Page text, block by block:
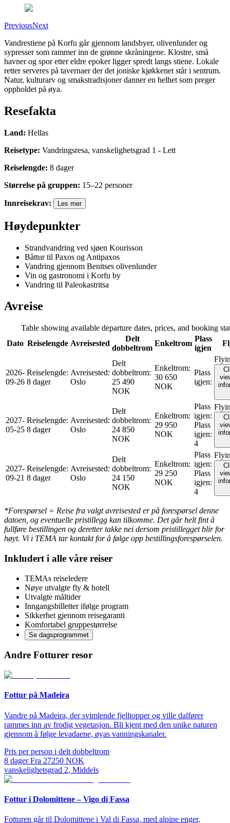
PreviousNext
Vandrestiene på Korfu går gjennom landsbyer, olivenlunder og
sypresser som rammer inn de grønne skråningene. Klostre, små
havner og spor etter eldre epoker ligger spredt langs stiene. Lokale
retter serveres på tavernaer der det joniske kjøkkenet står i sentrum.
Natur, kulturarv og smakstradisjoner danner en helhet som preger
oppholdet på øya.
Resefakta
Land: Hellas
Reisetype: Vandringsresa, vanskelighetsgrad 1 - Lett
Reiselengde: 8 dager
Størrelse på gruppen: 15–22 personer
Innreisekrav: Les mer
Høydepunkter
Strandvandring ved sjøen Kourisson
Båttur til Paxos og Antipaxos
Vandring gjennom Benitses olivenlunder
Vin og gastronomi i Korfu by
Vandring til Paleokastritsa
Avreise
Table showing available departure dates, prices, and booking
Dato Reiselengde Avreisested
Delt
dobbeltrom
Enkeltrom
Plass
igjen
2026-
09-26
Reiselengde:
8 dager
Avreisested:
Oslo
Delt
dobbeltrom:
25 490
NOK
Enkeltrom:
30 650
NOK
Plass
igjen:
2027-
05-25
Reiselengde:
8 dager
Avreisested:
Oslo
Delt
dobbeltrom:
24 850
NOK
Enkeltrom:
29 950
NOK
Plass
igjen:
Plass
igjen:
4
2027-
09-21
Reiselengde:
8 dager
Avreisested:
Oslo
Delt
dobbeltrom:
24 150
NOK
Enkeltrom:
29 250
NOK
Plass
igjen:
Plass
igjen:
4
*Forespørsel = Reise fra valgt avreisested er på forespørsel denne
datoen, og eventuelle pristillegg kan tilkomme. Det går helt fint å
fullføre bestillingen og deretter takke nei dersom pristillegget blir for
høyt. Vi i TEMA tar kontakt for å følge opp bestillingsforespørselen.
Inkludert i alle våre reiser
TEMAs reiseledere
Nøye utvalgte fly & hotell
Utvalgte måltider
Inngangsbilletter ifølge program
Sikkerhet gjennom reisegaranti
Komfortabel gruppestørrelse
Se dagsprogrammet
Andre Fotturer resor
Fottur på Madeira
Vandre på Madeira, der svimlende fjelltopper og ville dalfører
rammes inn av frodig vegetasjon. Bli kjent med den unike naturen
gjennom å følge levadaene, øyas vanningskanaler.
Pris per person i delt dobbeltrom
8 dager Fra 27250 NOK
vanskelighetsgrad 2, Middels
Fottur i Dolomittene – Vigo di Fassa
Fotturen går til Dolomittene i Val di Fassa, med alpine enger,